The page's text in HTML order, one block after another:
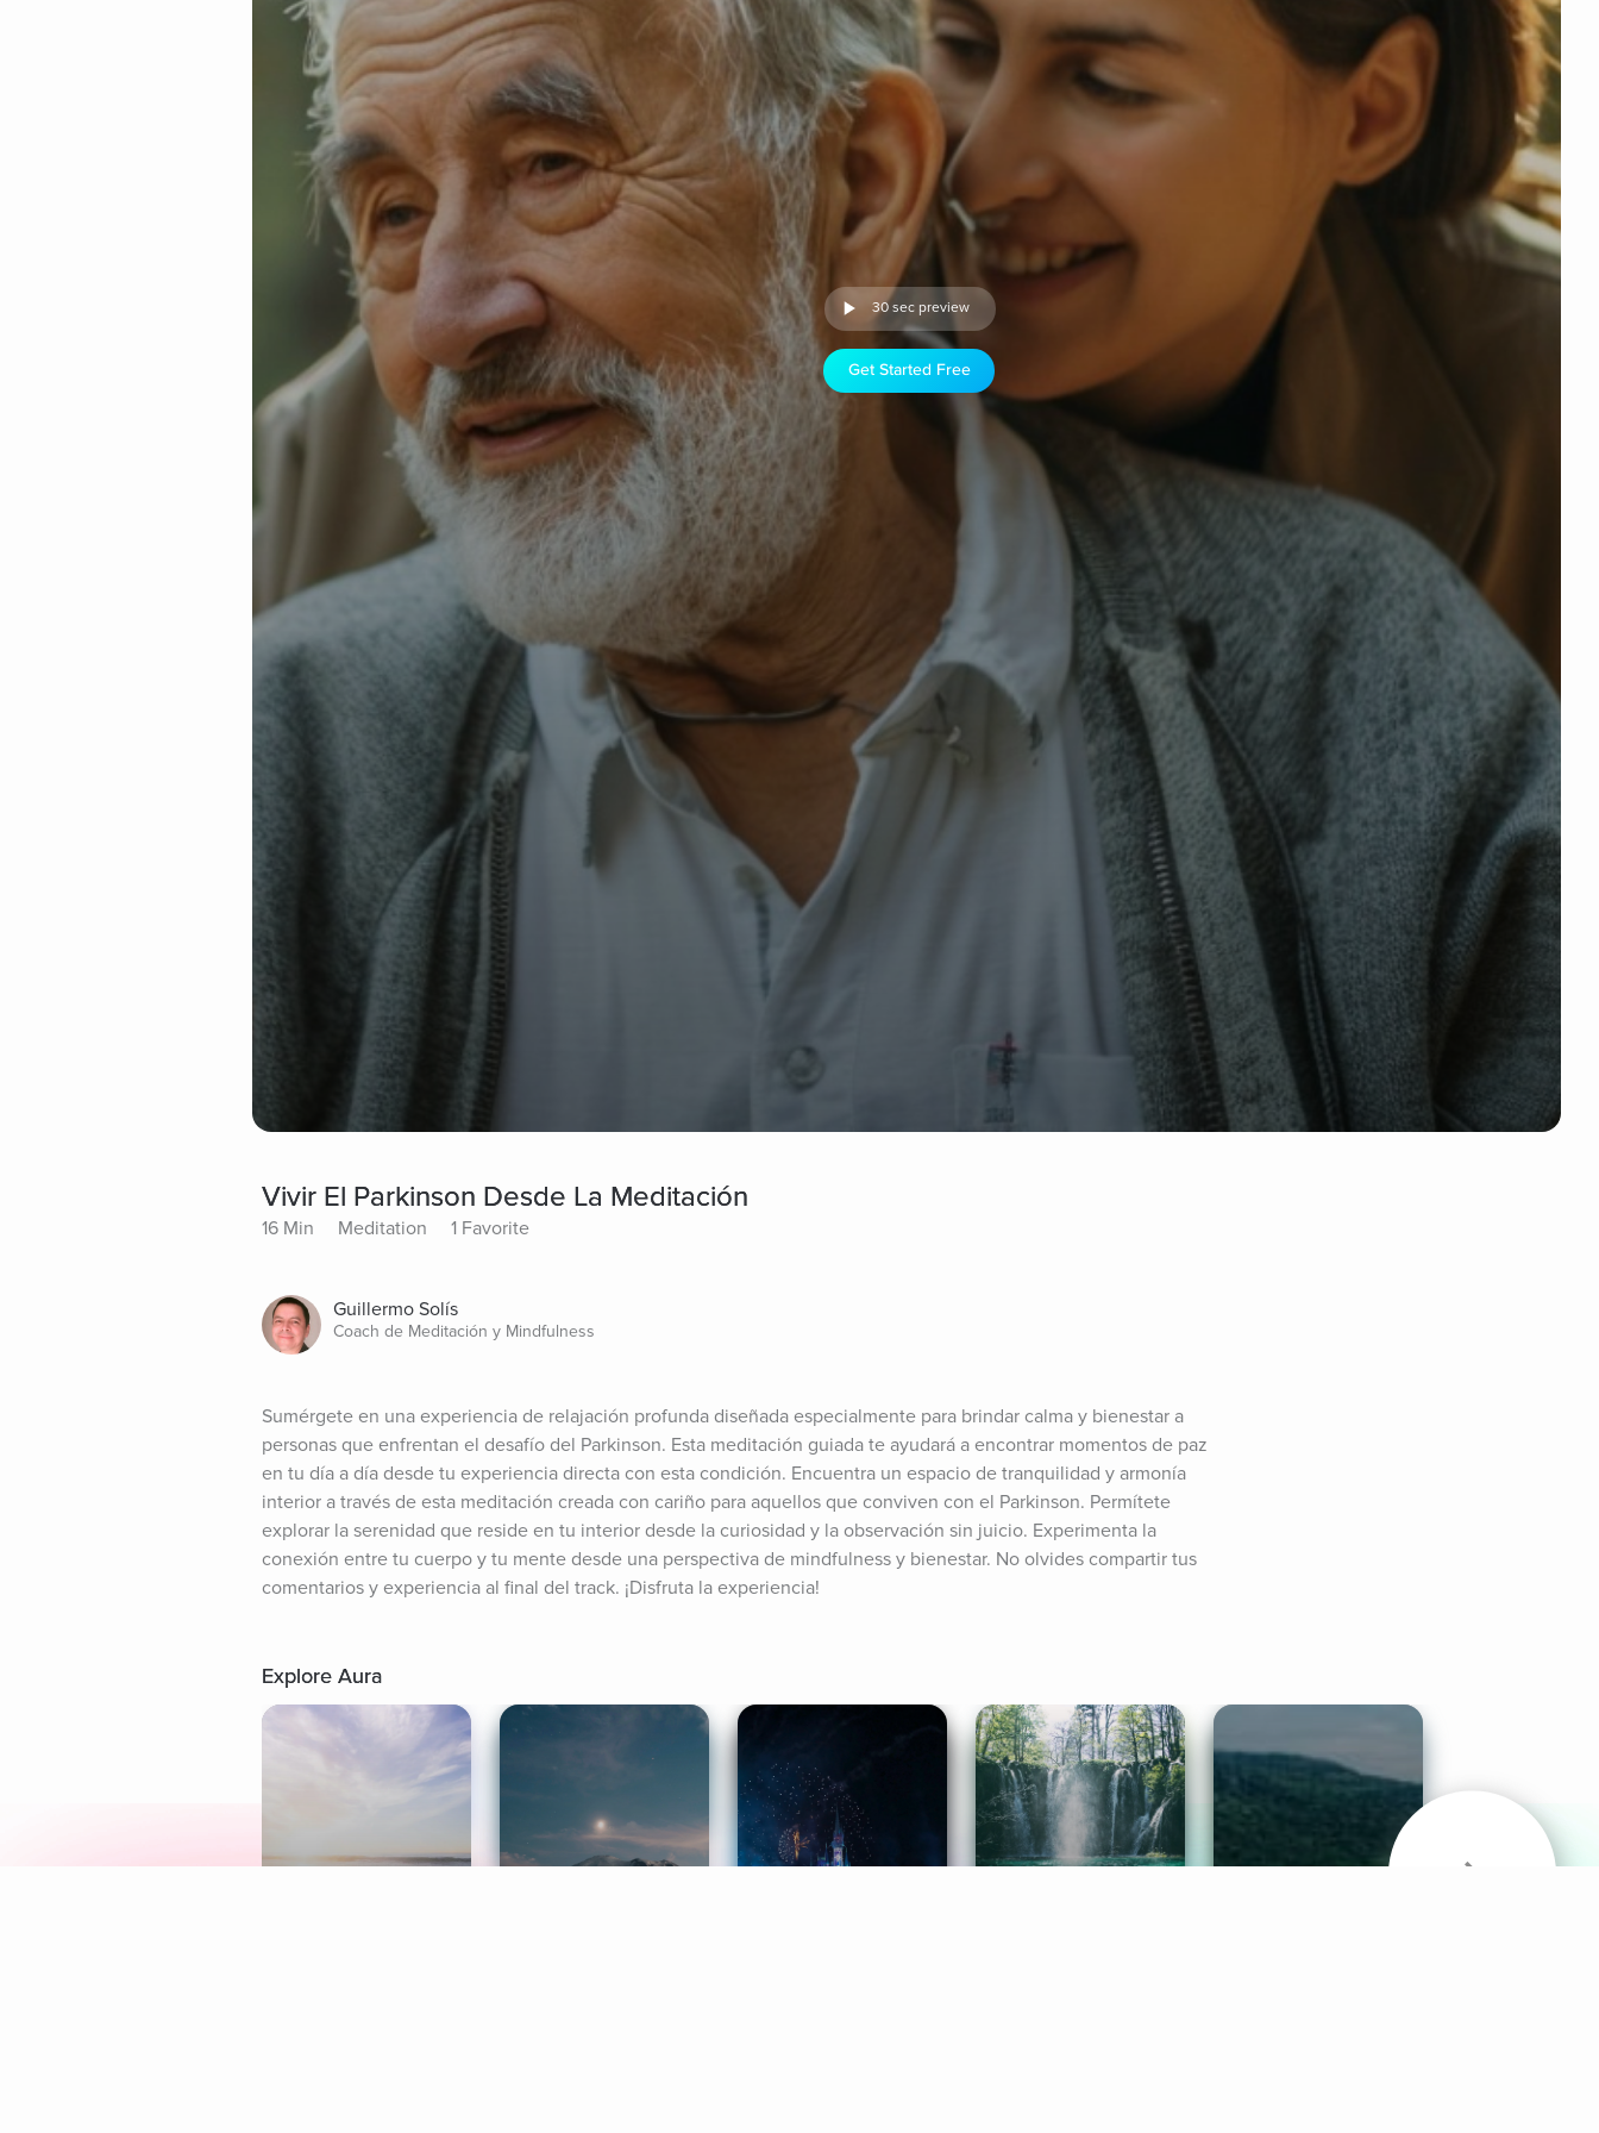
30 sec preview
Get Started Free
Vivir El Parkinson Desde La Meditación
16 Min Meditation 1 Favorite
Guillermo Solís
Coach de Meditación y Mindfulness
Sumérgete en una experiencia de relajación profunda diseñada especialmente para brindar calma y bienestar a
personas que enfrentan el desafío del Parkinson. Esta meditación guiada te ayudará a encontrar momentos de paz
en tu día a día desde tu experiencia directa con esta condición. Encuentra un espacio de tranquilidad y armonía
interior a través de esta meditación creada con cariño para aquellos que conviven con el Parkinson. Permítete
explorar la serenidad que reside en tu interior desde la curiosidad y la observación sin juicio. Experimenta la
conexión entre tu cuerpo y tu mente desde una perspectiva de mindfulness y bienestar. No olvides compartir tus
comentarios y experiencia al final del track. ¡Disfruta la experiencia!
Explore Aura